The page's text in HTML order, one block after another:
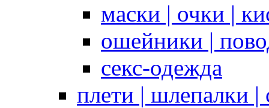
маски | очки |
ошейники |
секс-одежда
плети | шлепалки |